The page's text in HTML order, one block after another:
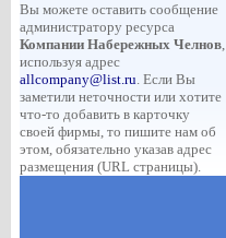
Вы можете оставить сообщение
администратору ресурса
Компании Набережных Челнов,
используя адрес
allcompany@list.ru. Если Вы
заметили неточности или хотите
что-то добавить в карточку
своей фирмы, то пишите нам об
этом, обязательно указав адрес
размещения (URL страницы).